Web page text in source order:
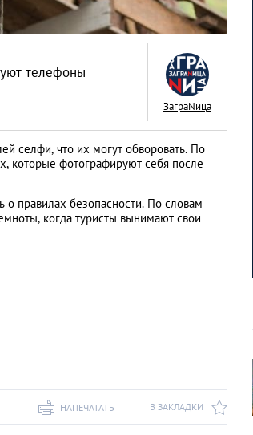
телефоны
ЗаграNица
селфи, что их могут обворовать. По
которые фотографируют себя после
правилах безопасности. По словам
когда туристы вынимают свои
В ЗАКЛАДКИ
НАПЕЧАТАТЬ
живется иностранцам с
тайскими женами
LIFESTYLE